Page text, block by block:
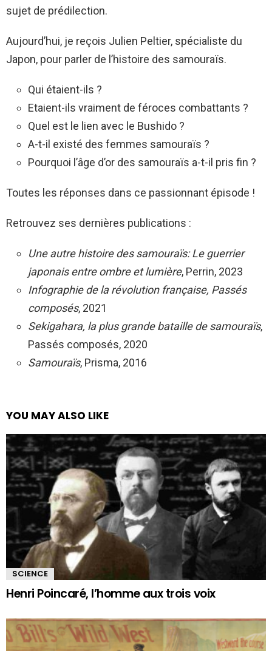
sujet de prédilection.
Aujourd’hui, je reçois Julien Peltier, spécialiste du
Japon, pour parler de l’histoire des samouraïs.
Qui étaient-ils ?
Etaient-ils vraiment de féroces combattants ?
Quel est le lien avec le Bushido ?
A-t-il existé des femmes samouraïs ?
Pourquoi l’âge d’or des samouraïs a-t-il pris fin ?
Toutes les réponses dans ce passionnant épisode !
Retrouvez ses dernières publications :
Une autre histoire des samouraïs: Le guerrier
japonais entre ombre et lumière, Perrin, 2023
Infographie de la révolution française, Passés
composés, 2021
Sekigahara, la plus grande bataille de samouraïs,
Passés composés, 2020
Samouraïs, Prisma, 2016
YOU MAY ALSO LIKE
SCIENCE
Henri Poincaré, l’homme aux trois voix